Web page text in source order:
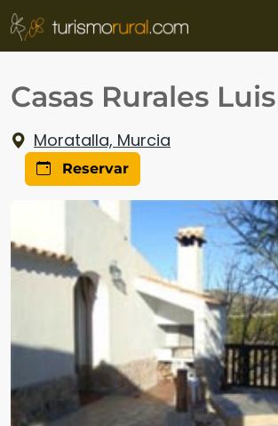
Pasar al contenido principal
Casas Rurales Luis
Moratalla, Murcia
Reservar